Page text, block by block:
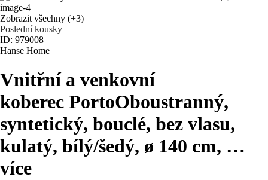
Zobrazit všechny (+3)
Poslední kousky
ID: 979008
Hanse Home
Vnitřní a venkovní
koberec PortoOboustranný,
syntetický, bouclé, bez vlasu,
kulatý, bílý/šedý, ø 140 cm, …
více